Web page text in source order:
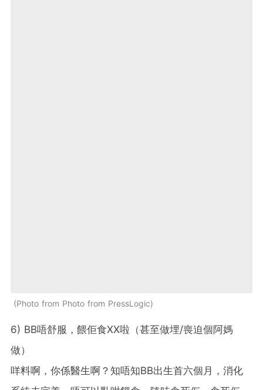
Photo from Photo from PressLogic
6) BB唔舒服，餵佢食XX啦（甚至做埋/喪迫個阿媽
做）
咩料啊，你係醫生啊？知唔知BB出生首六個月，消化